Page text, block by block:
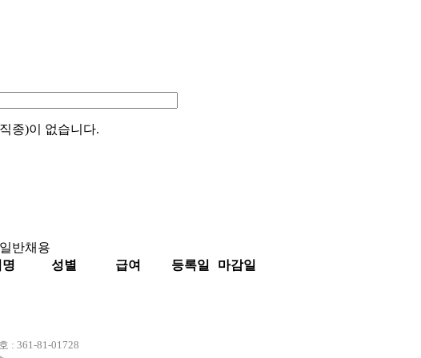
종)이 없습니다.
일반채용
성별 급여 등록일
마감일
: 361-81-01728